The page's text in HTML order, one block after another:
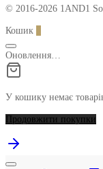
© 2016-2026 1AND1
Кошик
Оновлення…
У кошику немає
Продовжити покупки